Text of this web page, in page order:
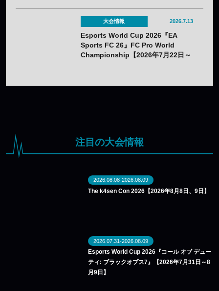
大会情報 2026.7.13
Esports World Cup 2026『EA
Sports FC 26』FC Pro World
Championship【2026年7月22日～
注目の大会情報
2026.08.08-2026.08.09
The k4sen Con 2026【2026年8月8日、9日】
2026.07.31-2026.08.09
Esports World Cup 2026『コール オブ デュー
ティ: ブラックオプス7』【2026年7月31日～8
月9日】